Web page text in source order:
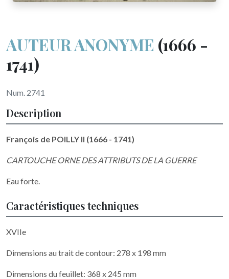
AUTEUR ANONYME (1666 -
1741)
Num. 2741
Description
François de POILLY II (1666 - 1741)
CARTOUCHE ORNE DES ATTRIBUTS DE LA GUERRE
Eau forte.
Caractéristiques techniques
XVIIe
Dimensions au trait de contour: 278 x 198 mm
Dimensions du feuillet: 368 x 245 mm